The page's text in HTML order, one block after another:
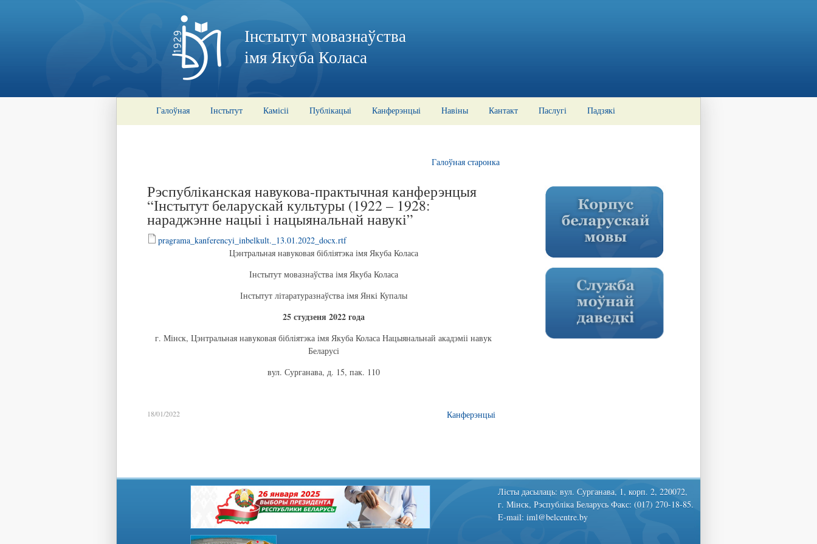
Інстытут мовазнаўства
імя Якуба Коласа
Галоўная Інстытут Камісіі Публікацыі Канферэнцыі Навіны Кантакт Паслугі Падзякі
Галоўная старонка
Рэспубліканская навукова-практычная канферэнцыя
“Інстытут беларускай культуры (1922 – 1928:
нараджэнне нацыі і нацыянальнай навукі”
pragrama_kanferencyi_inbelkult._13.01.2022_docx.rtf
Цэнтральная навуковая бібліятэка імя Якуба Коласа
Інстытут мовазнаўства імя Якуба Коласа
Інстытут літаратуразнаўства імя Янкі Купалы
25 студзеня 2022 года
г. Мінск, Цэнтральная навуковая бібліятэка імя Якуба Коласа Нацыянальнай акадэміі навук
Беларусі
вул. Сурганава, д. 15, пак. 110
18/01/2022 Канферэнцыі
Лiсты дасылаць: вул. Сурганава, 1, корп. 2, 220072,
г. Мінск, Рэспубліка Беларусь Факс: (017) 270-18-85.
E-mail: iml@belcentre.by